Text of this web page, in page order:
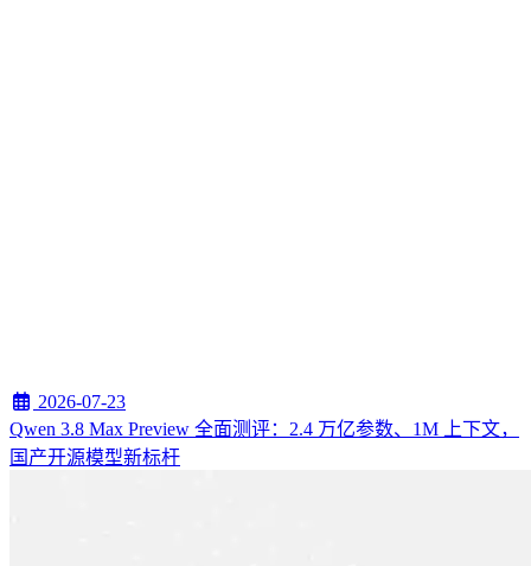
2026-07-23
Qwen 3.8 Max Preview 全面测评：2.4 万亿参数、1M 上下文，
国产开源模型新标杆